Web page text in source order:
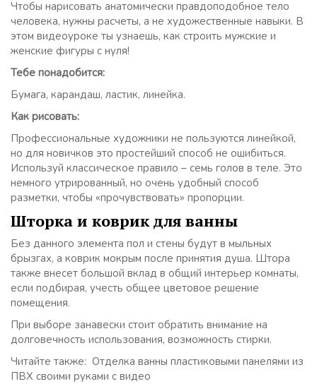
Чтобы нарисовать анатомически правдоподобное тело
человека, нужны расчеты, а не художественные навыки. В
этом видеоуроке ты узнаешь, как строить мужские и
женские фигуры с нуля!
Тебе понадобится:
Бумага, карандаш, ластик, линейка.
Как рисовать:
Профессиональные художники не пользуются линейкой,
но для новичков это простейший способ не ошибиться.
Используй классическое правило – семь голов в теле. Это
немного утрированный, но очень удобный способ
разметки, чтобы «прочувствовать» пропорции.
Шторка и коврик для ванны
Без данного элемента пол и стены будут в мыльных
брызгах, а коврик мокрым после принятия душа. Штора
также внесет большой вклад в общий интерьер комнаты,
если подбирая, учесть общее цветовое решение
помещения.
При выборе занавески стоит обратить внимание на
долговечность использования, возможность стирки.
Читайте также: Отделка ванны пластиковыми панелями из
ПВХ своими руками с видео